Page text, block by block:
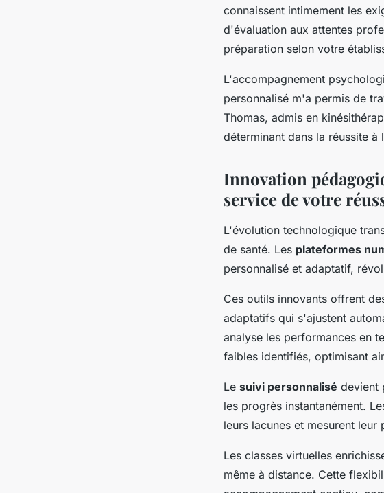
connaissent intimement les
d'évaluation aux attentes
préparation selon votre
L'accompagnement
personnalisé m'a permis de
Thomas, admis en
déterminant dans la réussite à
Innovation
service de votre
L'évolution technologique
de santé. Les plateformes
personnalisé et adaptatif,
Ces outils innovants offrent
adaptatifs qui s'ajustent
analyse les performances en
faibles identifiés, optimisant
Le suivi personnalisé devient
les progrès instantanément.
leurs lacunes et mesurent
Les classes virtuelles
même à distance. Cette